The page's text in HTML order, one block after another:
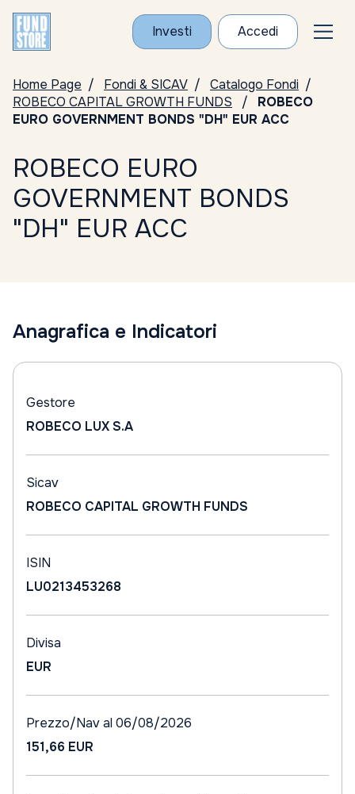
Investi Accedi
Home Page Fondi & SICAV
Catalogo Fondi
ROBECO CAPITAL GROWTH FUNDS
ROBECO
EURO GOVERNMENT BONDS "DH" EUR ACC
ROBECO EURO
GOVERNMENT BONDS
"DH" EUR ACC
Anagrafica e Indicatori
Gestore
ROBECO LUX S.A
Sicav
ROBECO CAPITAL GROWTH FUNDS
ISIN
LU0213453268
Divisa
EUR
Prezzo/Nav al 06/08/2026
151,66 EUR